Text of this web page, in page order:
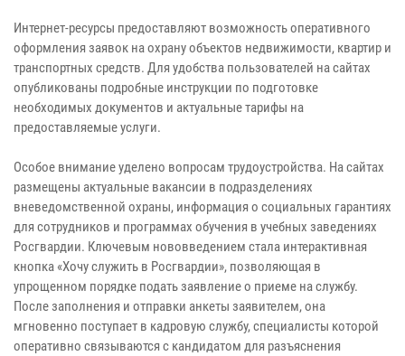
Интернет-ресурсы предоставляют возможность оперативного
оформления заявок на охрану объектов недвижимости, квартир и
транспортных средств. Для удобства пользователей на сайтах
опубликованы подробные инструкции по подготовке
необходимых документов и актуальные тарифы на
предоставляемые услуги.
Особое внимание уделено вопросам трудоустройства. На сайтах
размещены актуальные вакансии в подразделениях
вневедомственной охраны, информация о социальных гарантиях
для сотрудников и программах обучения в учебных заведениях
Росгвардии. Ключевым нововведением стала интерактивная
кнопка «Хочу служить в Росгвардии», позволяющая в
упрощенном порядке подать заявление о приеме на службу.
После заполнения и отправки анкеты заявителем, она
мгновенно поступает в кадровую службу, специалисты которой
оперативно связываются с кандидатом для разъяснения